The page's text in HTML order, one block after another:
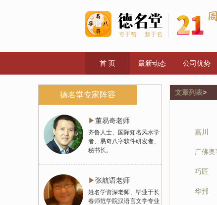
首 页 最新动态 公司优势
德名堂专家阵容
▶董易奇老师
齐鲁人士、国际知名风水学
者、易奇八字软件研发者、
秘书长。
▶张航语老师
姓名学资深老师、毕业于长
春师范学院汉语言文学专业
文章列表>
嘉川
广佛
巧匠
华邦